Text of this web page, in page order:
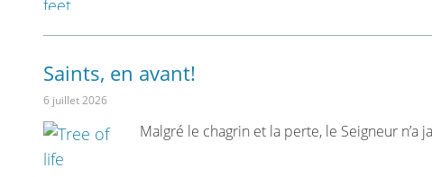
Saints, en avant!
6 juillet 2026
Malgré le chagrin et la perte, le Seigneur n’a